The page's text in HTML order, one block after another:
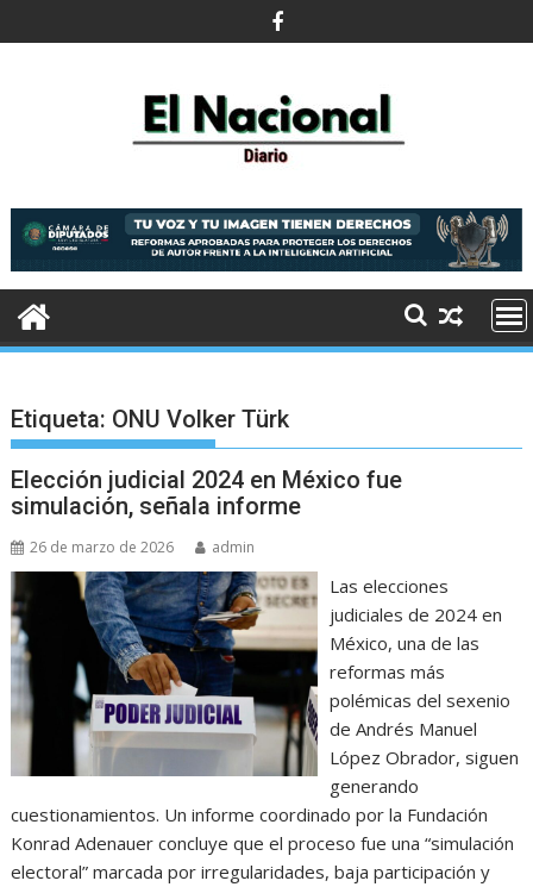
al
Etiqueta: ONU Volker Türk
Elección judicial 2024 en México fue
simulación, señala informe
26 de marzo de 2026 admin
Las elecciones
judiciales de 2024 en
México, una de las
reformas más
polémicas del sexenio
de Andrés Manuel
López Obrador, siguen
generando
cuestionamientos. Un informe coordinado por la Fundación
Konrad Adenauer concluye que el proceso fue una “simulación
electoral” marcada por irregularidades, baja participación y